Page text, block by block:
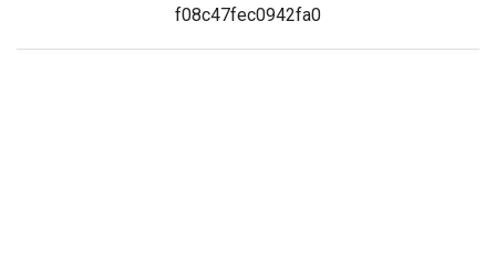
f08c47fec0942fa0